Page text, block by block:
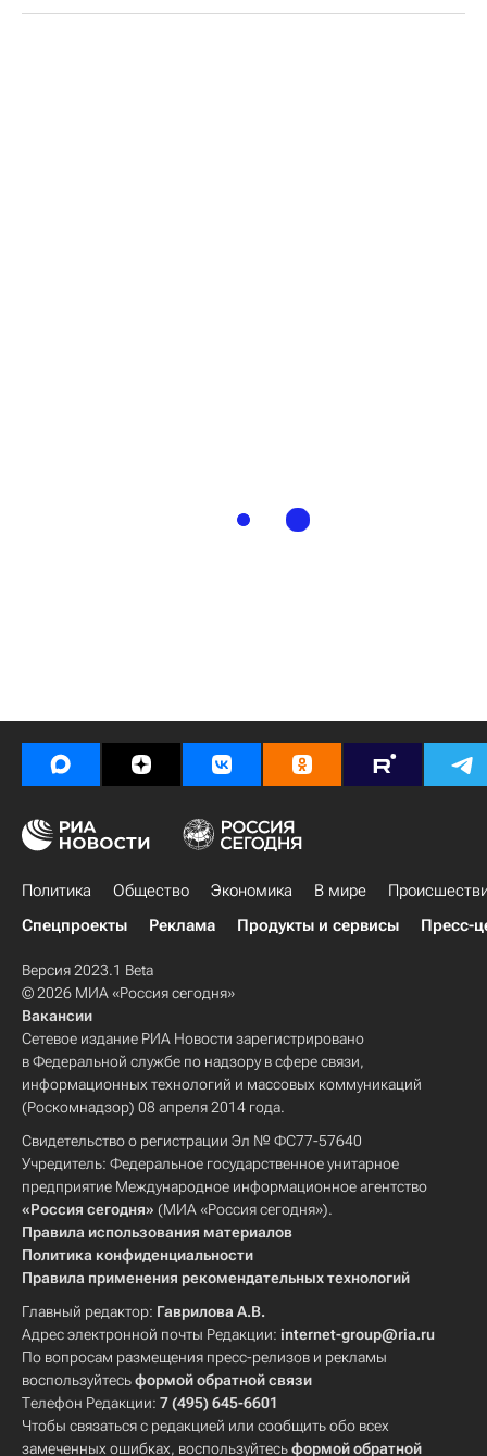
Политика Общество Экономика В мире
Спецпроекты
Реклама Продукты и сервисы Пресс-
Версия 2023.1 Beta
© 2026 МИА «Россия сегодня»
Вакансии
Сетевое издание РИА Новости зарегистрировано
в Федеральной службе по надзору в сфере связи,
информационных технологий и массовых коммуникаций
(Роскомнадзор) 08 апреля 2014 года.
Свидетельство о регистрации Эл № ФС77-57640
Учредитель: Федеральное государственное унитарное
предприятие Международное информационное агентство
«Россия сегодня» (МИА «Россия сегодня»).
Правила использования материалов
Политика конфиденциальности
Правила применения рекомендательных технологий
Главный редактор: Гаврилова А.В.
Адрес электронной почты Редакции: internet-group@ria.ru
По вопросам размещения пресс-релизов и рекламы
воспользуйтесьформой обратной связи
Телефон Редакции: 7 (495) 645-6601
Чтобы связаться с редакцией или сообщить обо всех
замеченных ошибках, воспользуйтесьформой обратной